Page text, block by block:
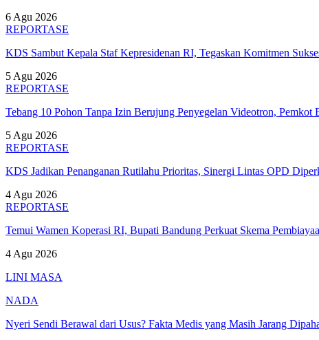
6 Agu 2026
REPORTASE
KDS Sambut Kepala Staf Kepresidenan RI, Tegaskan Komitmen
5 Agu 2026
REPORTASE
Tebang 10 Pohon Tanpa Izin Berujung Penyegelan Videotron,
5 Agu 2026
REPORTASE
KDS Jadikan Penanganan Rutilahu Prioritas, Sinergi Lintas OPD
4 Agu 2026
REPORTASE
Temui Wamen Koperasi RI, Bupati Bandung Perkuat Skema
4 Agu 2026
LINI MASA
NADA
Nyeri Sendi Berawal dari Usus? Fakta Medis yang Masih Jarang